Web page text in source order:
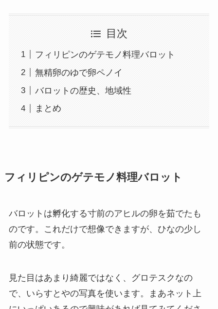
目次
フィリピンのゲテモノ料理バロット
無精卵のゆで卵ペノイ
バロットの歴史、地域性
まとめ
フィリピンのゲテモノ料理バロット
バロットは孵化する寸前のアヒルの卵を茹でたも
のです。これだけで想像できますが、ひなの少し
前の状態です。
見た目はあまり綺麗ではなく、グロテスクなの
で、いらすとやの写真を使います。まあネット上